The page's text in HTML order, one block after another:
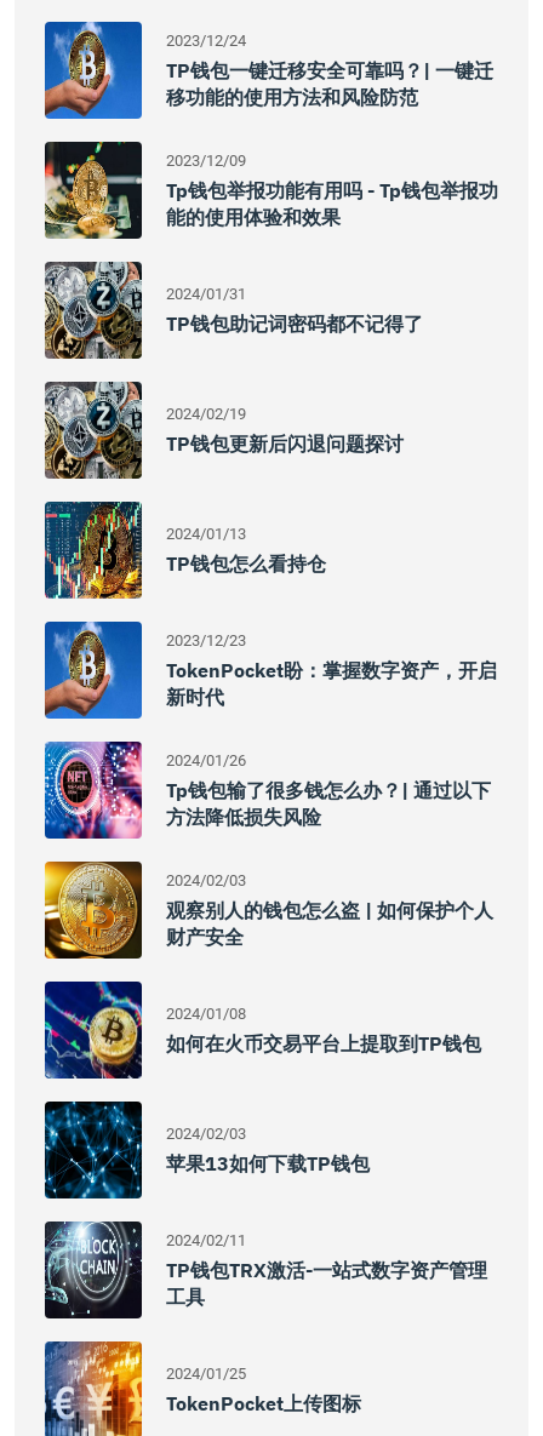
2023/12/24
TP钱包一键迁移安全可靠吗？| 一键迁
移功能的使用方法和风险防范
2023/12/09
Tp钱包举报功能有用吗 - Tp钱包举报功
能的使用体验和效果
2024/01/31
TP钱包助记词密码都不记得了
2024/02/19
TP钱包更新后闪退问题探讨
2024/01/13
TP钱包怎么看持仓
2023/12/23
TokenPocket盼：掌握数字资产，开启
新时代
2024/01/26
Tp钱包输了很多钱怎么办？| 通过以下
方法降低损失风险
2024/02/03
观察别人的钱包怎么盗 | 如何保护个人
财产安全
2024/01/08
如何在火币交易平台上提取到TP钱包
2024/02/03
苹果13如何下载TP钱包
2024/02/11
TP钱包TRX激活-一站式数字资产管理
工具
2024/01/25
TokenPocket上传图标